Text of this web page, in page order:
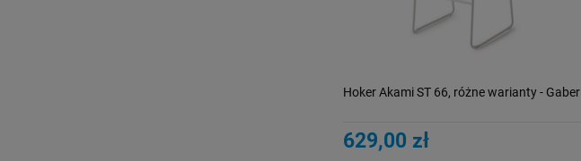
Hoker Akami ST 66, różne warianty - Gaber
629,00 zł